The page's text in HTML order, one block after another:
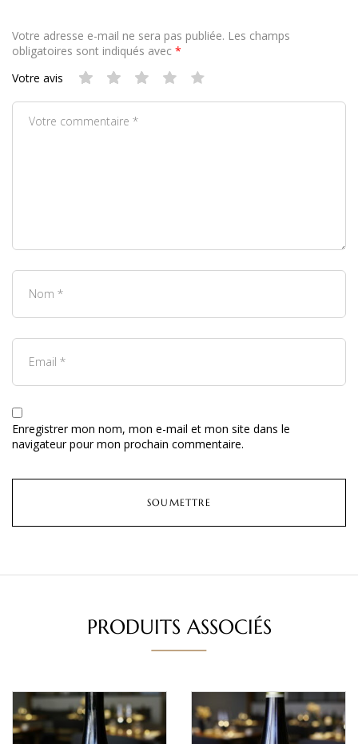
Votre adresse e-mail ne sera pas publiée. Les champs
obligatoires sont indiqués avec *
Votre avis
Enregistrer mon nom, mon e-mail et mon site dans le
navigateur pour mon prochain commentaire.
PRODUITS ASSOCIÉS